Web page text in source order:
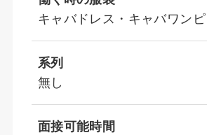
キャバドレス・キャバワンピ
系列
無し
面接可能時間